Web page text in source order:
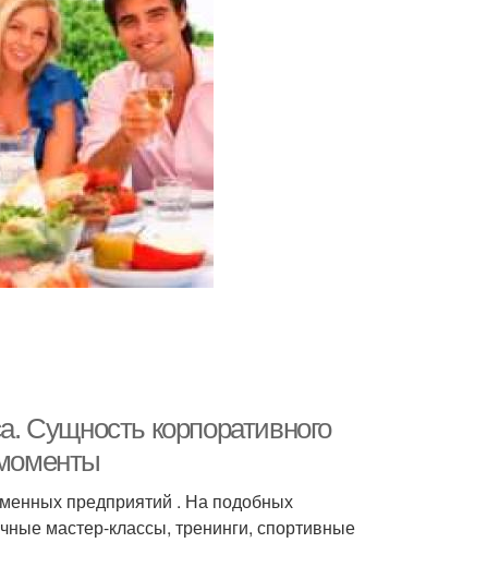
Сущность корпоративного
предприятий . На подобных
мастер-классы, тренинги, спортивные